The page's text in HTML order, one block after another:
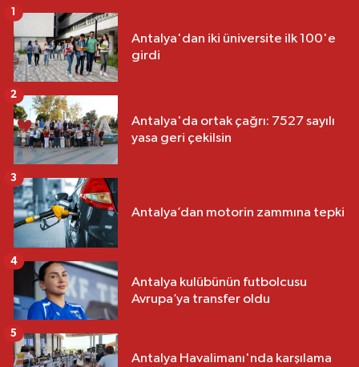
Antalya'dan iki üniversite ilk 100'e
girdi
1
Antalya'da ortak çağrı: 7527 sayılı
yasa geri çekilsin
2
Antalya’dan motorin zammına tepki
3
Antalya kulübünün futbolcusu
Avrupa’ya transfer oldu
4
Antalya Havalimanı'nda karşılama
5